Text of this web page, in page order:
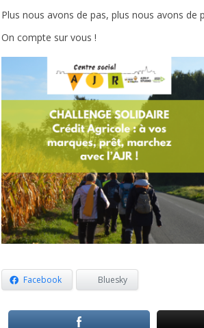
Plus nous avons de pas, plus nous avons de
On compte sur vous !
Facebook Bluesky